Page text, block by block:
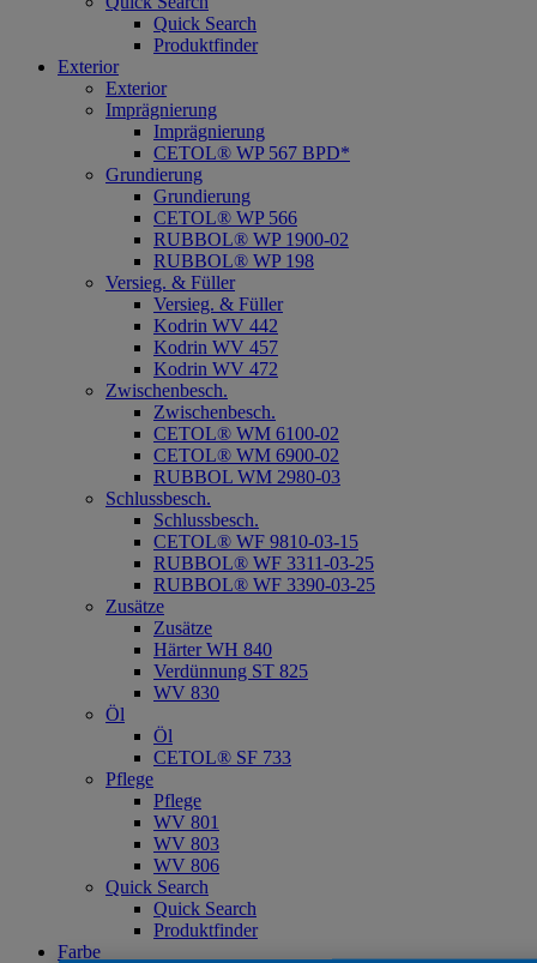
Quick Search
Produktfinder
Exterior
Exterior
Imprägnierung
Imprägnierung
CETOL® WP 567 BPD*
Grundierung
Grundierung
CETOL® WP 566
RUBBOL® WP 1900-02
RUBBOL® WP 198
Versieg. & Füller
Versieg. & Füller
Kodrin WV 442
Kodrin WV 457
Kodrin WV 472
Zwischenbesch.
Zwischenbesch.
CETOL® WM 6100-02
CETOL® WM 6900-02
RUBBOL WM 2980-03
Schlussbesch.
Schlussbesch.
CETOL® WF 9810-03-15
RUBBOL® WF 3311-03-25
RUBBOL® WF 3390-03-25
Zusätze
Zusätze
Härter WH 840
Verdünnung ST 825
WV 830
Öl
Öl
CETOL® SF 733
Pflege
Pflege
WV 801
WV 803
WV 806
Quick Search
Quick Search
Produktfinder
Farbe